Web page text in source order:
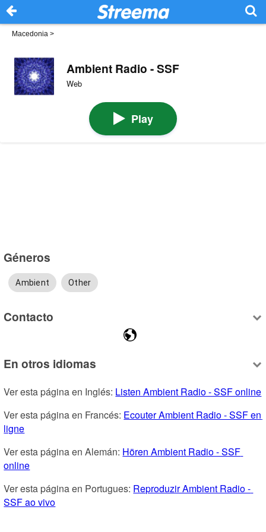
Macedonia >
Ambient Radio - SSF
Web
Play
Géneros
Ambient Other
Contacto
En otros idiomas
Ver esta página en Inglés: Listen Ambient Radio - SSF online
Ver esta página en Francés: Ecouter Ambient Radio - SSF en
ligne
Ver esta página en Alemán: Hören Ambient Radio - SSF
online
Ver esta página en Portugues: Reproduzir Ambient Radio -
SSF ao vivo